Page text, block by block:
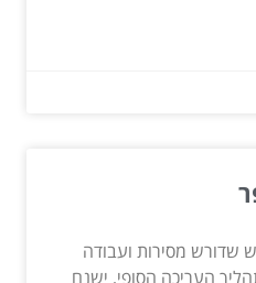
שדורש מסירות ועבודה
העריכה הסופי, ישנם